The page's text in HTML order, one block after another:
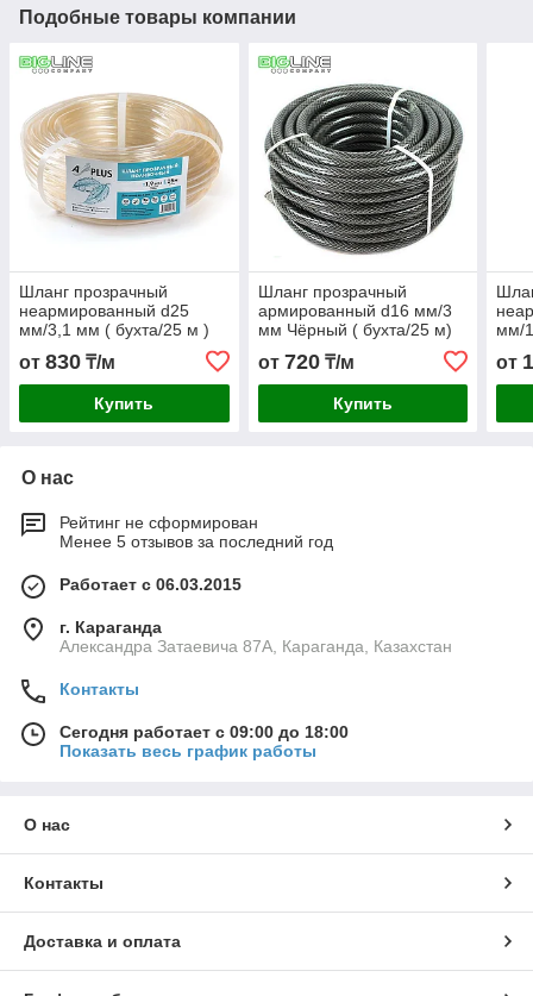
Подобные товары компании
Шланг прозрачный
неармированный d25
мм/3,1 мм ( бухта/25 м )
от 830 ₸/м
Купить
Шланг прозрачный
армированный d16 мм/3
мм Чёрный ( бухта/25 м)
от 720₸/м
Купить
мм/
от
О нас
Рейтинг не сформирован
Менее 5 отзывов за последний год
Работает с 06.03.2015
г. Караганда
Александра Затаевича 87А, Караганда, Казахстан
Контакты
Сегодня работает с 09:00 до 18:00
Показать весь график работы
О нас
Контакты
Доставка и оплата